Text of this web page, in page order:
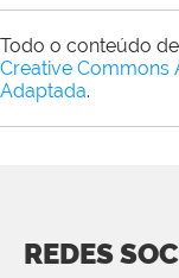
Todo o conteúdo
Creative Commons
Adaptada.
REDES